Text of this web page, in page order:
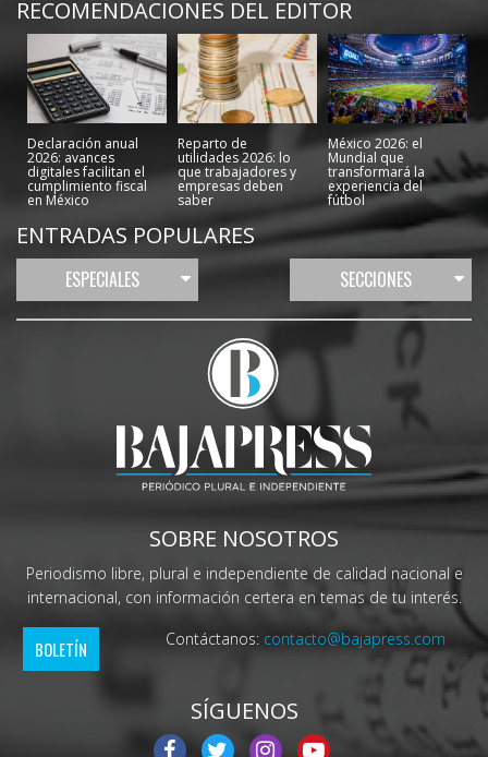
RECOMENDACIONES DEL EDITOR
Declaración anual
2026: avances
digitales facilitan el
cumplimiento fiscal
en México
Reparto de
utilidades 2026: lo
que trabajadores y
empresas deben
saber
México 2026: el
Mundial que
transformará la
experiencia del
fútbol
ENTRADAS POPULARES
ESPECIALES SECCIONES
SOBRE NOSOTROS
Periodismo libre, plural e independiente de calidad nacional e
internacional, con información certera en temas de tu interés.
BOLETÍN Contáctanos: contacto@bajapress.com
SÍGUENOS